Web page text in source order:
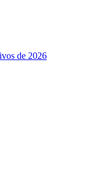
de 2026